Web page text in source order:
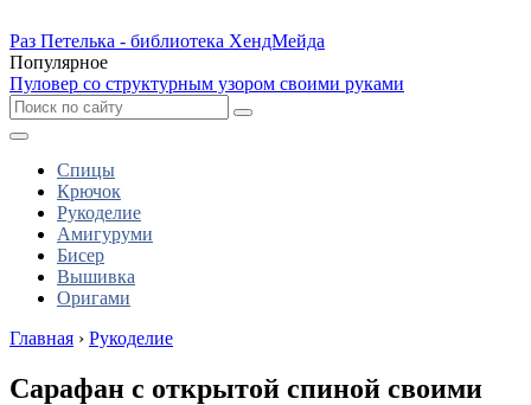
Раз Петелька - библиотека ХендМейда
Популярное
Пуловер со структурным узором своими руками
Спицы
Крючок
Рукоделие
Амигуруми
Бисер
Вышивка
Оригами
Главная › Рукоделие
Сарафан с открытой спиной своими